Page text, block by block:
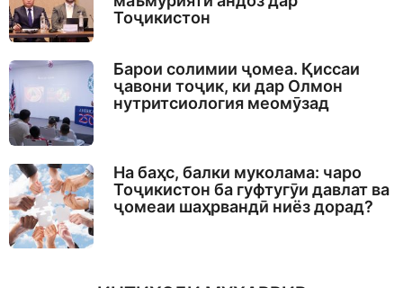
Тоҷикистон
Барои солимии ҷомеа. Қиссаи
ҷавони тоҷик, ки дар Олмон
нутритсиология меомӯзад
На баҳс, балки муколама: чаро
Тоҷикистон ба гуфтугӯи давлат ва
ҷомеаи шаҳрвандӣ ниёз дорад?